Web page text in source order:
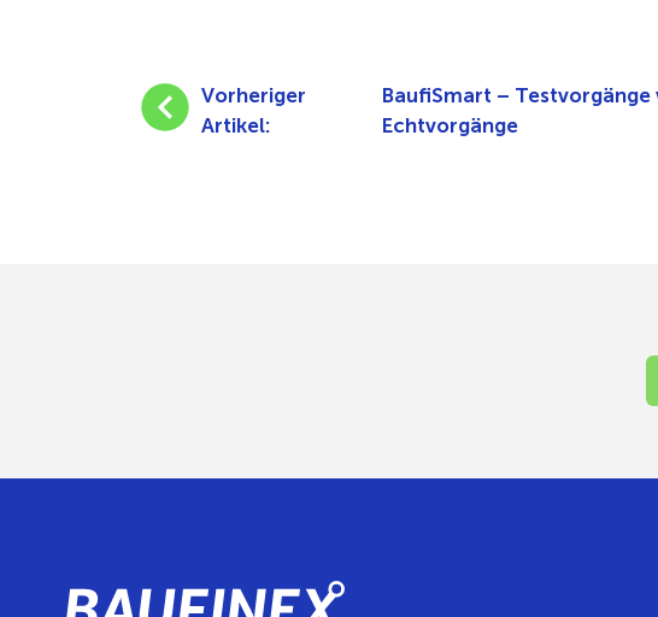
Vorheriger
Artikel:
BaufiSmart – Testvorgänge
Echtvorgänge